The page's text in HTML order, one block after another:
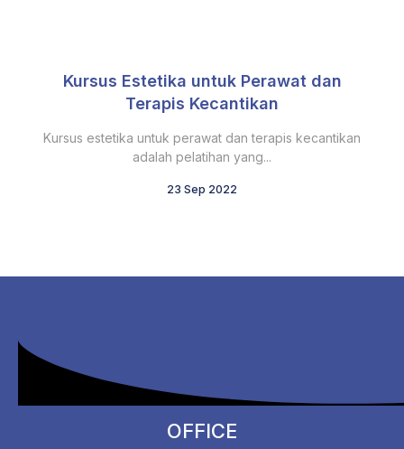
Kursus Estetika untuk Perawat dan
Terapis Kecantikan
Kursus estetika untuk perawat dan terapis kecantikan
adalah pelatihan yang...
23 Sep 2022
OFFICE